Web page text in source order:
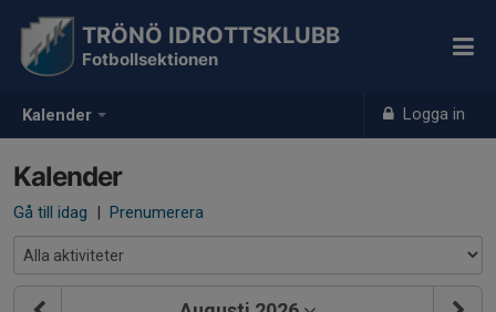
Kalender Logga in
TRÖNÖ IDROTTSKLUBB
Fotbollsektionen
Kalender
Gå till idag | Prenumerera